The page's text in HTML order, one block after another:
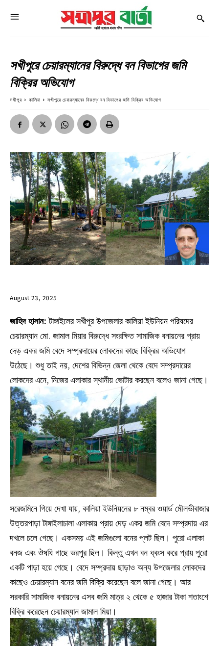
সখীপুরে চেয়ারম্যানের বিরুদ্ধে বন বিভাগের জমি
বিক্রির অভিযোগ
সখীপুর কালিয়া সখীপুরে চেয়ারম্যানের বিরুদ্ধে বন বিভাগের জমি বিক্রির অভিযোগ
August 23, 2025
জাহিদ হাসান:টাঙ্গাইলের সখীপুর উপজেলার কালিয়া ইউনিয়ন পরিষদের
চেয়ারম্যান মো. জামাল মিয়ার বিরুদ্ধে সংরক্ষিত সামাজিক বনায়নের প্রায়
দেড় একর জমি বেদে সম্প্রদায়ের লোকদের কাছে বিক্রির অভিযোগ
উঠেছে। শুধু তাই নয়, দেশের বিভিন্ন জেলা থেকে বেদে সম্প্রদায়ের
লোকদের এনে, নিজের এলাকার স্থানীয় ভোটার করছেন বলেও জানা গেছে।
সরেজমিনে গিয়ে দেখা যায়, কালিয়া ইউনিয়নের ৮ নম্বর ওয়ার্ড মৌলভীবাজার
উত্তরপাড়া টাঙ্গাইলাচালা এলাকায় প্রায় দেড় একর জমি বেদে সম্প্রদায় এর
দখলে চলে গেছে। একসময় এই জমিগুলো বনের প্লট ছিল। পুরো এলাকা
বনজ এবং ঔষধি গাছে ভরপুর ছিল। কিন্তু এখন বন ধ্বংস করে প্রায় পুরো
একটি পাড়া হয়ে গেছে। বেদে সম্প্রদায় ছাড়াও অন্য উপজেলার লোকদের
কাছেও চেয়ারম্যান বনের জমি বিক্রি করেছেন বলে জানা গেছে। আর
সরকারি সামাজিক বনায়নের এসব জমি মাত্র ২ থেকে ৫ হাজার টাকা শতাংশে
বিক্রি করেছেন চেয়ারম্যান জামাল মিয়া।